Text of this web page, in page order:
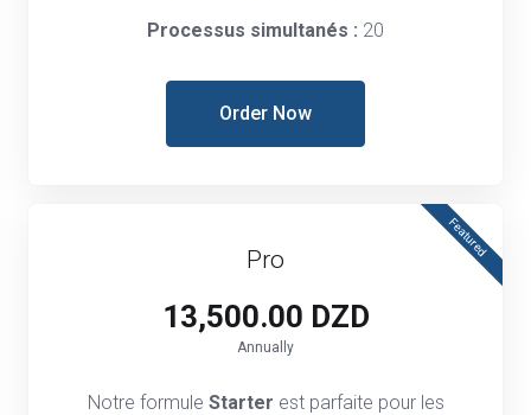
Processus simultanés : 20
Order Now
Featured
Pro
13,500.00 DZD
Annually
Notre formule Starter est parfaite pour les